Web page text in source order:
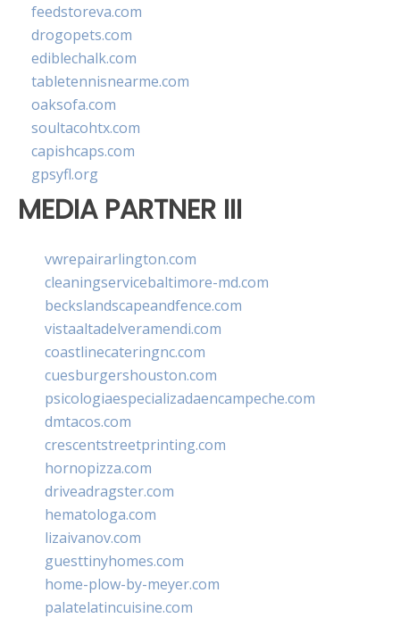
feedstoreva.com
drogopets.com
ediblechalk.com
tabletennisnearme.com
oaksofa.com
soultacohtx.com
capishcaps.com
gpsyfl.org
MEDIA PARTNER III
vwrepairarlington.com
cleaningservicebaltimore-md.com
beckslandscapeandfence.com
vistaaltadelveramendi.com
coastlinecateringnc.com
cuesburgershouston.com
psicologiaespecializadaencampeche.com
dmtacos.com
crescentstreetprinting.com
hornopizza.com
driveadragster.com
hematologa.com
lizaivanov.com
guesttinyhomes.com
home-plow-by-meyer.com
palatelatincuisine.com